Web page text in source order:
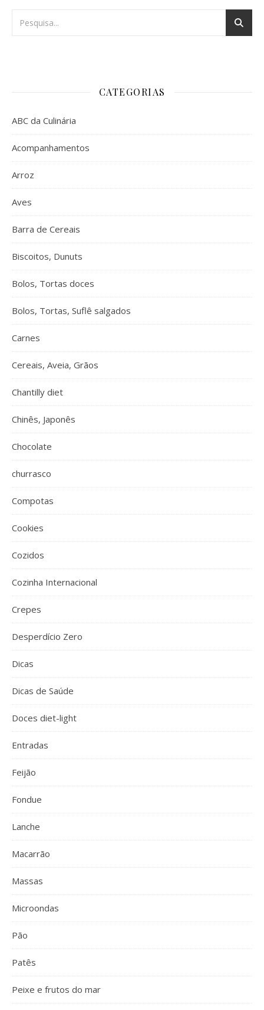
CATEGORIAS
ABC da Culinária
Acompanhamentos
Arroz
Aves
Barra de Cereais
Biscoitos, Dunuts
Bolos, Tortas doces
Bolos, Tortas, Suflê salgados
Carnes
Cereais, Aveia, Grãos
Chantilly diet
Chinês, Japonês
Chocolate
churrasco
Compotas
Cookies
Cozidos
Cozinha Internacional
Crepes
Desperdício Zero
Dicas
Dicas de Saúde
Doces diet-light
Entradas
Feijão
Fondue
Lanche
Macarrão
Massas
Microondas
Pão
Patês
Peixe e frutos do mar